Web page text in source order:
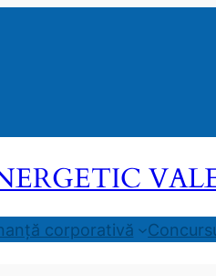
corporativă